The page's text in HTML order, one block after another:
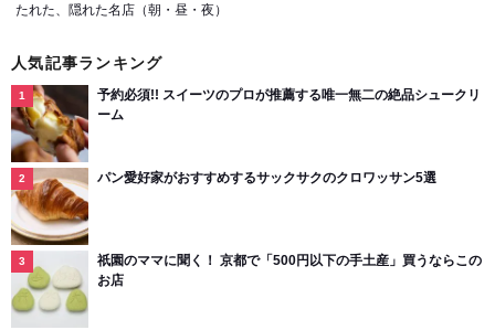
たれた、隠れた名店（朝・昼・夜）
人気記事ランキング
予約必須!! スイーツのプロが推薦する唯一無二の絶品シュークリ
ーム
パン愛好家がおすすめするサックサクのクロワッサン5選
祇園のママに聞く！ 京都で「500円以下の手土産」買うならこの
お店